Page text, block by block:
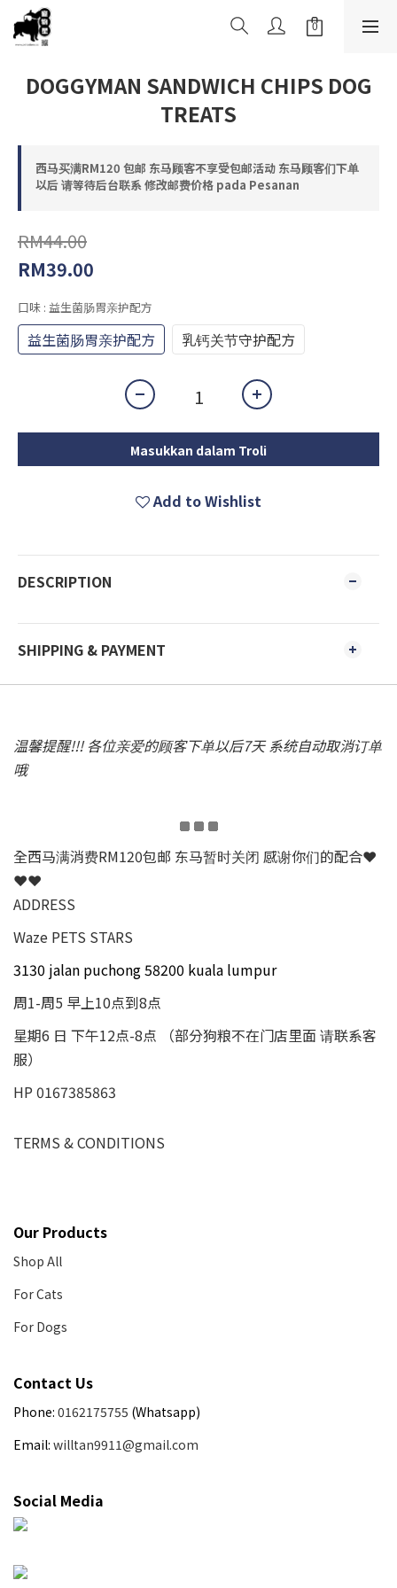
DOGGYMAN SANDWICH CHIPS DOG
TREATS
西马买满RM120 包邮 东马顾客不享受包邮活动 东马顾客们下单
以后 请等待后台联系 修改邮费价格 pada Pesanan
RM44.00
RM39.00
口味 : 益生菌肠胃亲护配方
益生菌肠胃亲护配方 乳钙关节守护配方
Masukkan dalam Troli
Add to Wishlist
DESCRIPTION
SHIPPING & PAYMENT
温馨提醒!!! 各位亲爱的顾客下单以后7天 系统自动取消订单
哦
全西马满消费RM120包邮 东马暂时关闭 感谢你们的配合❤
❤❤
ADDRESS
Waze PETS STARS
3130 jalan puchong 58200 kuala lumpur
周1-周5 早上10点到8点
星期6 日 下午12点-8点 （部分狗粮不在门店里面 请联系客
服）
HP 0167385863
TERMS & CONDITIONS
Our Products
Shop All
For Cats
For Dogs
Contact Us
Phone: 0162175755 (Whatsapp)
Email: willtan9911@gmail.com
Social Media